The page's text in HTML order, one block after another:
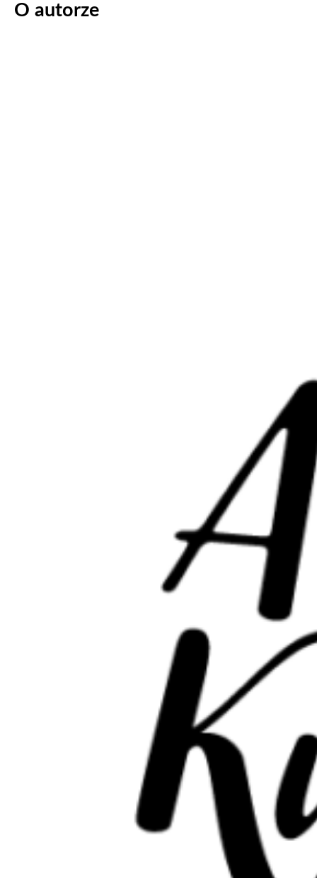
O autorze